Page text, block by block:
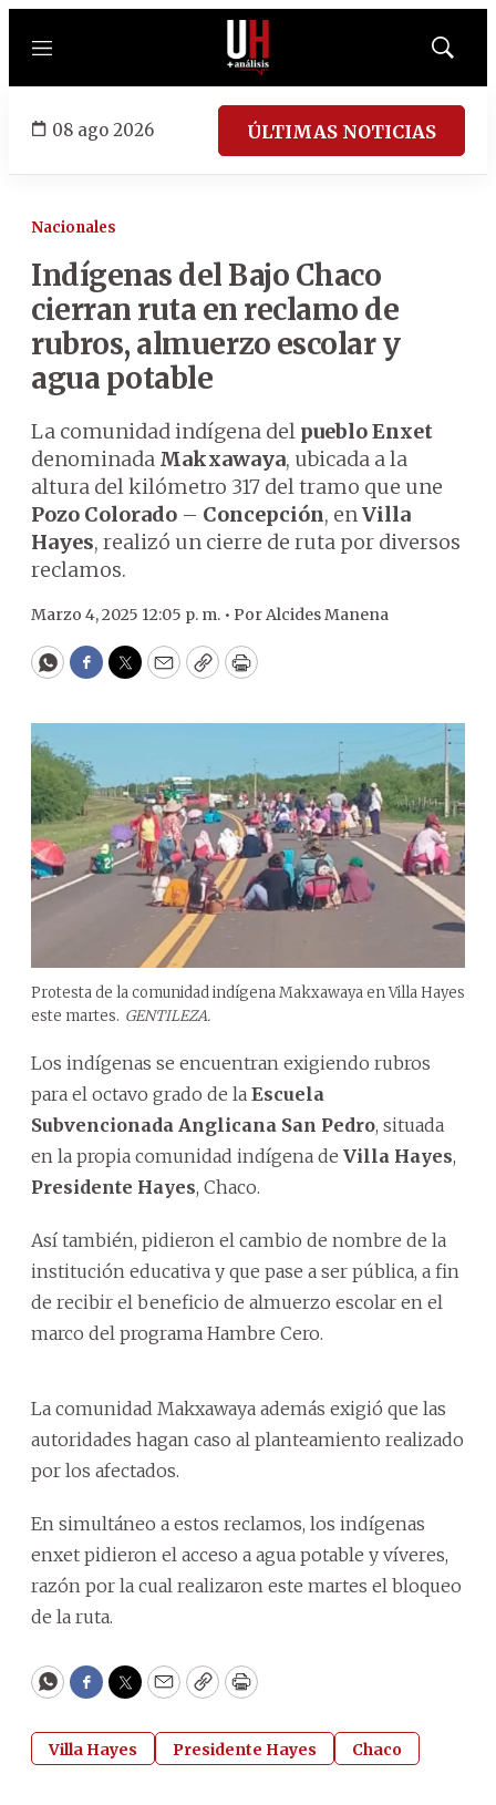
Menú
Mostrar
08 ago 2026 ÚLTIMAS NOTICIAS
Nacionales
Indígenas del Bajo Chaco
cierran ruta en reclamo de
rubros, almuerzo escolar y
agua potable
La comunidad indígena del pueblo Enxet
denominada Makxawaya, ubicada a la
altura del kilómetro 317 del tramo que une
Pozo Colorado – Concepción, enVilla
Hayes, realizó un cierre de ruta por diversos
reclamos.
Marzo 4, 2025 12:05 p. m. • PorAlcides Manena
WhatsApp
Facebook
Twitter
EmailCopyPrint
Protesta de la comunidad indígena Makxawaya en Villa Hayes
este martes. GENTILEZA.
Los indígenas se encuentran exigiendo rubros
para el octavo grado de la Escuela
Subvencionada Anglicana San Pedro, situada
en la propia comunidad indígena de Villa Hayes,
Presidente Hayes, Chaco.
Así también, pidieron el cambio de nombre de la
institución educativa y que pase a ser pública, a fin
de recibir el beneficio de almuerzo escolar en el
marco del programa Hambre Cero.
La comunidad Makxawaya además exigió que las
autoridades hagan caso al planteamiento realizado
por los afectados.
En simultáneo a estos reclamos, los indígenas
enxet pidieron el acceso a agua potable y víveres,
razón por la cual realizaron este martes el bloqueo
de la ruta.
WhatsApp
Facebook
Twitter
EmailCopyPrint
Villa Hayes Presidente Hayes Chaco